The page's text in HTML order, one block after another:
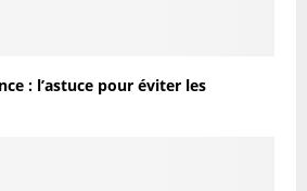
: l’astuce pour éviter les